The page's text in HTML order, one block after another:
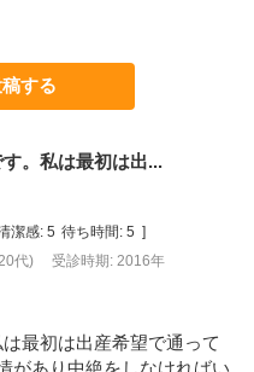
する
。私は最初は出...
潔感: 5 待ち時間: 5 ]
代) 受診時期: 2016年
最初は出産希望で通って
があり中絶をしなければい